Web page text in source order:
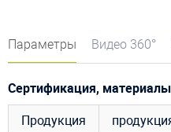
Параметры Видео 360°
Сертификация, материалы
Продукция